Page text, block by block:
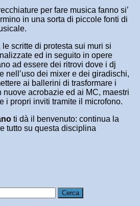
per fare musica fanno si’
in una sorta di piccole fonti di
scritte di protesta sui muri si
ed in seguito in opere
ad essere dei ritrovi dove i dj
nell’uso dei mixer e dei giradischi,
ai ballerini di trasformare i
acrobazie ed ai MC, maestri
i propri inviti tramite il microfono.
ti dà il benvenuto: continua la
tutto su questa disciplina